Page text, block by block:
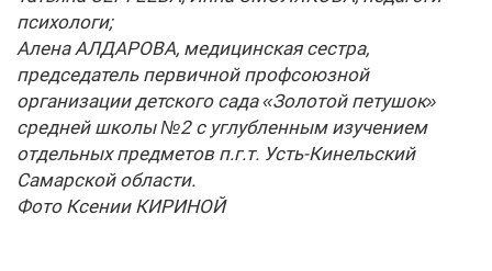
психологи;
Алена АЛДАРОВА, медицинская сестра,
председатель первичной профсоюзной
организации детского сада «Золотой петушок»
средней школы №2 с углубленным изучением
отдельных предметов п.г.т. Усть-Кинельский
Самарской области.
Фото Ксении КИРИНОЙ